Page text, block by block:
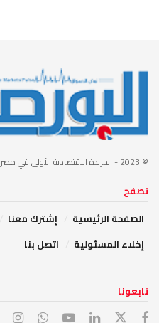
© 2023 - الجريدة الاقتصادية الأولى في مصر
تصفح
الصفحة الرئيسية
إشترك معنا
إخلاء المسئولية
اتصل بنا
تابعونا